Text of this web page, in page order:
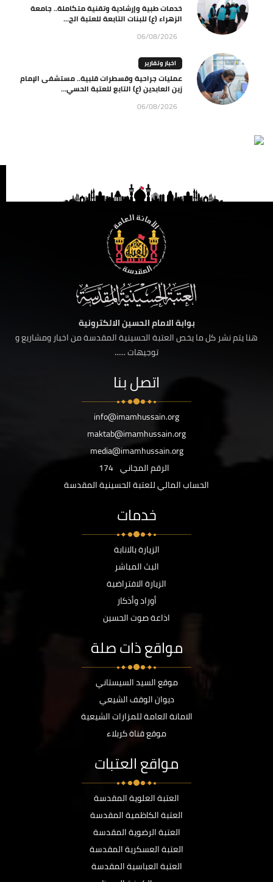
خدمات طبية وإرشادية وتقنية متكاملة.. جامعة
الزهراء (ع) للبنات التابعة للعتبة الح...
06/08/2026
اخبار وتقارير
عمليات جراحية وقسطرات قلبية.. مستشفى الإمام
زين العابدين (ع) التابع للعتبة الحسي...
06/08/2026
بوابة الامام الحسين الالكترونية
هنا يتم نشر كل ما يخص العتبة الحسينية المقدسة من اخبار ومشاريع و
توجيهات ......
اتصل بنا
info@imamhussain.org
maktab@imamhussain.org
media@imamhussain.org
الرقم المجاني 174
الحساب المالي للعتبة الحسينية المقدسة
خدمات
الزيارة بالانابة
البث المباشر
الزيارة الافتراضية
أوراد وأذكار
اذاعة صوت الحسين
مواقع ذات صلة
موقع السيد السيستاني
ديوان الوقف الشيعي
الامانة العامة للمزارات الشيعية
موقع قناة كربلاء
مواقع العتبات
العتبة العلوية المقدسة
العتبة الكاظمية المقدسة
العتبة الرضوية المقدسة
العتبة العسكرية المقدسة
العتبة العباسية المقدسة